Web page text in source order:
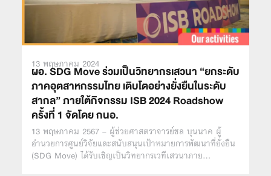
13 พฤษภาคม 2024
ผอ. SDG Move ร่วมเป็นวิทยากรเสวนา “ยกระดับ
ภาคอุตสาหกรรมไทย เติบโตอย่างยั่งยืนในระดับ
สากล” ภายใต้กิจกรรม ISB 2024 Roadshow
ครั้งที่ 1 จัดโดย กนอ.
13 พฤษภาคม 2567 – ผู้ช่วยศาสตราจารย์ชล บุนนาค ผู้
อำนวยการศูนย์วิจัยและสนับสนุนเป้าหมายการพัฒนาที่ยั่งยืน
(SDG Move) ได้รับเชิญเป็นวิทยากรเวทีเสวนาภาย…